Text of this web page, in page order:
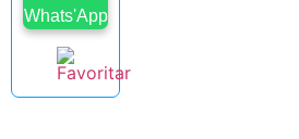
Whats'App